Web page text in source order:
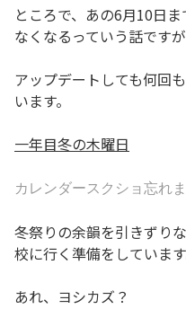
ところで、あの6月10日
なくなるっていう話ですが
アップデートしても何回
います。
一年目冬の木曜日
カレンダースクショ忘れ
冬祭りの余韻を引きずり
校に行く準備をしています
あれ、ヨシカズ？